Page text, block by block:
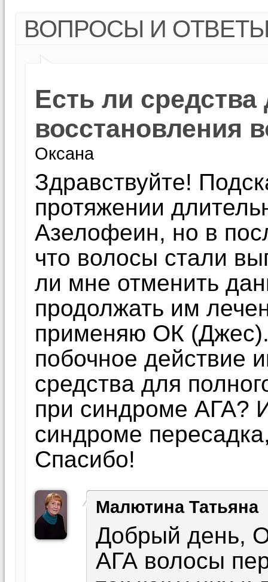
ВОПРОСЫ И
Есть ли средства
восстановления
Оксана
Здравствуйте!
протяжении
Азелофеин, но в
что волосы стали
ли мне отменить
продолжать им
применяю ОК
побочное действие
средства для
при синдроме АГА?
синдроме
Спасибо!
Малютина Татьяна
Добрый день,
АГА волосы